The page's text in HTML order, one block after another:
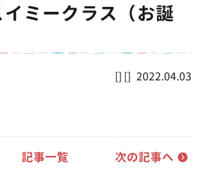
ミークラス（お誕
2022.04.03
記事一覧 次の記事へ